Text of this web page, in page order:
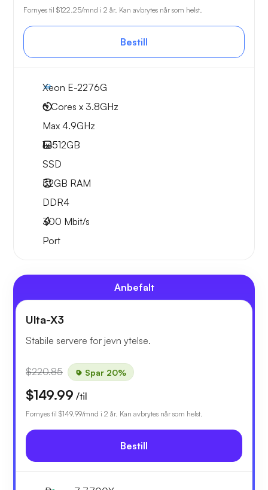
Fornyes til $122.25/mnd i 2 år. Kan avbrytes når som helst.
Bestill
Xeon E-2276G
6 Cores x 3.8GHz
Max 4.9GHz
1x512GB
SSD
32GB RAM
DDR4
300 Mbit/s
Port
Anbefalt
Ulta-X3
Stabile servere for jevn ytelse.
$220.85 Spar 20%
$149.99 /til
Fornyes til $149.99/mnd i 2 år. Kan avbrytes når som helst.
Bestill